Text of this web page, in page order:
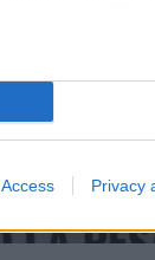
Privacy